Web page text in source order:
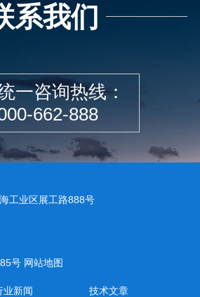
系我们
一咨询热线：
662-888
工业区展工路888号
号 网站地图
业新闻
技术文章